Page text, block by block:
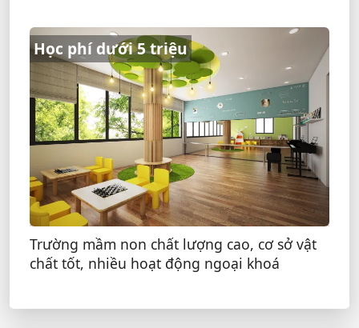
Học phí dưới 5 triệu
Trường mầm non chất lượng cao, cơ sở vật
chất tốt, nhiều hoạt động ngoại khoá